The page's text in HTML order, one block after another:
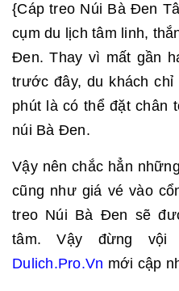
{Cáp treo Núi Bà Đen
cụm du lịch tâm linh,
Đen. Thay vì mất gần
trước đây, du khách
phút là có thể đặt chân
núi Bà Đen.
Vậy nên chắc hẳn
cũng như giá vé vào
treo Núi Bà Đen sẽ
tâm. Vậy đừng
Dulich.Pro.Vn mới cập